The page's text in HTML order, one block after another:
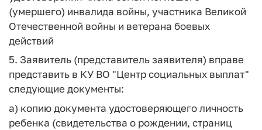
(умершего) инвалида войны, участника Великой
Отечественной войны и ветерана боевых
действий
5. Заявитель (представитель заявителя) вправе
представить в КУ ВО "Центр социальных выплат"
следующие документы:
а) копию документа удостоверяющего личность
ребенка (свидетельства о рождении, страниц